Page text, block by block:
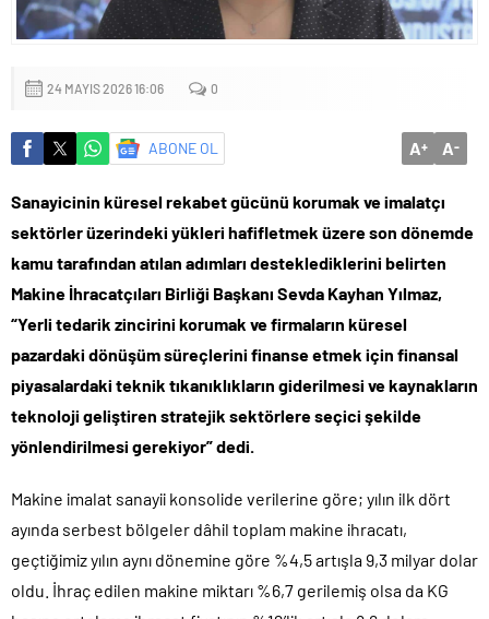
24 MAYIS 2026 16:06 0
ABONE OL A+ A-
Sanayicinin küresel rekabet gücünü korumak ve imalatçı
sektörler üzerindeki yükleri hafifletmek üzere son dönemde
kamu tarafından atılan adımları desteklediklerini belirten
Makine İhracatçıları Birliği Başkanı Sevda Kayhan Yılmaz,
“Yerli tedarik zincirini korumak ve firmaların küresel
pazardaki dönüşüm süreçlerini finanse etmek için finansal
piyasalardaki teknik tıkanıklıkların giderilmesi ve kaynakların
teknoloji geliştiren stratejik sektörlere seçici şekilde
yönlendirilmesi gerekiyor” dedi.
Makine imalat sanayii konsolide verilerine göre; yılın ilk dört
ayında serbest bölgeler dâhil toplam makine ihracatı,
geçtiğimiz yılın aynı dönemine göre %4,5 artışla 9,3 milyar dolar
oldu. İhraç edilen makine miktarı %6,7 gerilemiş olsa da KG